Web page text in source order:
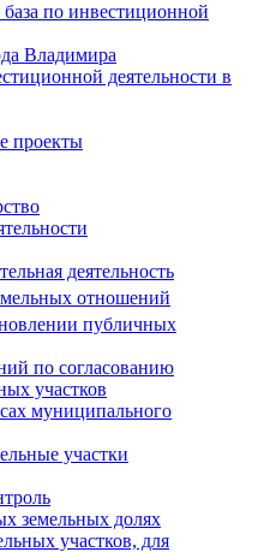
по инвестиционной
Владимира
деятельности в
проекты
деятельность
отношений
публичных
по согласованию
участков
муниципального
участки
земельных долях
участков, для